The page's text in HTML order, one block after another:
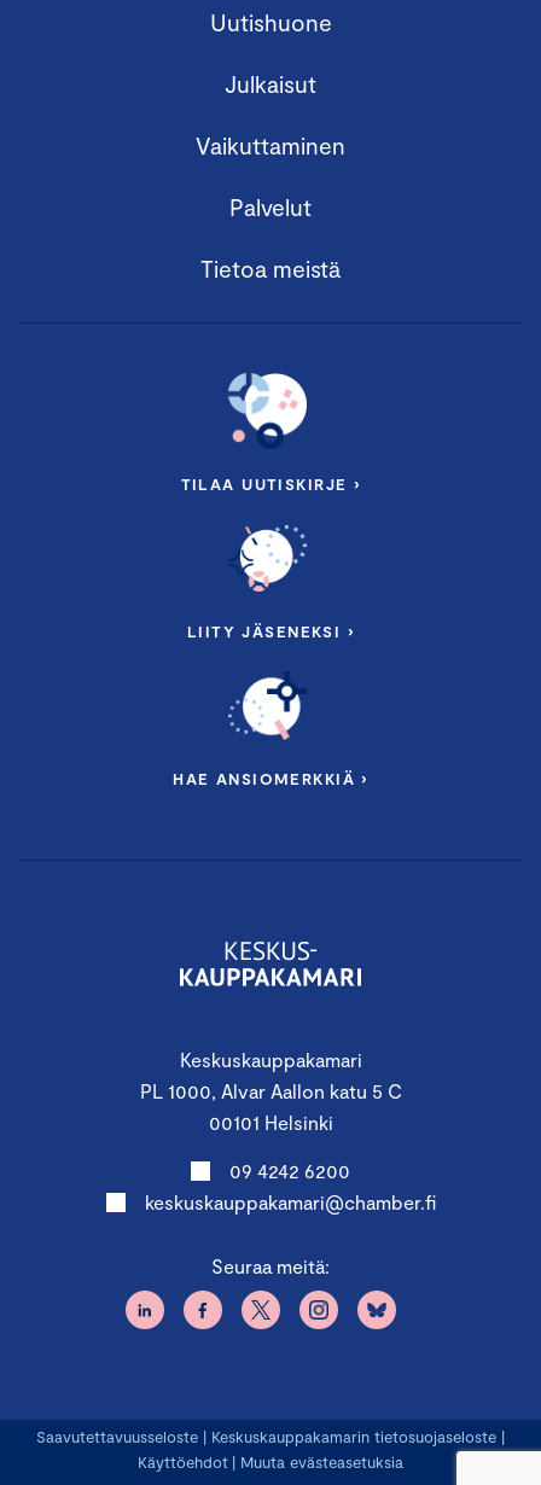
Keskuskauppakamari
PL 1000, Alvar Aallon katu 5 C
00101 Helsinki
09 4242 6200
keskuskauppakamari@chamber.fi
Seuraa meitä:
Uutishuone
Julkaisut
Vaikuttaminen
Palvelut
Tietoa meistä
TILAA UUTISKIRJE ›
LIITY JÄSENEKSI ›
HAE ANSIOMERKKIÄ ›
Saavutettavuusseloste | Keskuskauppakamarin tietosuojaseloste |
Käyttöehdot | Muuta evästeasetuksia